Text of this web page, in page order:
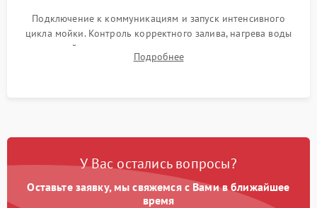
Подключение к коммуникациям и запуск интенсивного
цикла мойки. Контроль корректного залива, нагрева воды
до нужной температуры, отсутствия посторонних шумов,
штатного слива и абсолютной сухости в поддоне.
Подробнее
У Вас остались вопросы?
Оставьте заявку, мы свяжемся с Вами в ближайшее
время